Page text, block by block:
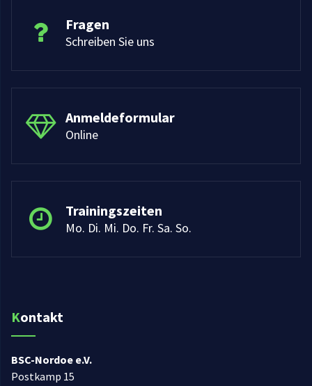
Fragen
Schreiben Sie uns
Anmeldeformular
Online
Trainingszeiten
Mo. Di. Mi. Do. Fr. Sa. So.
Kontakt
BSC-Nordoe e.V.
Postkamp 15